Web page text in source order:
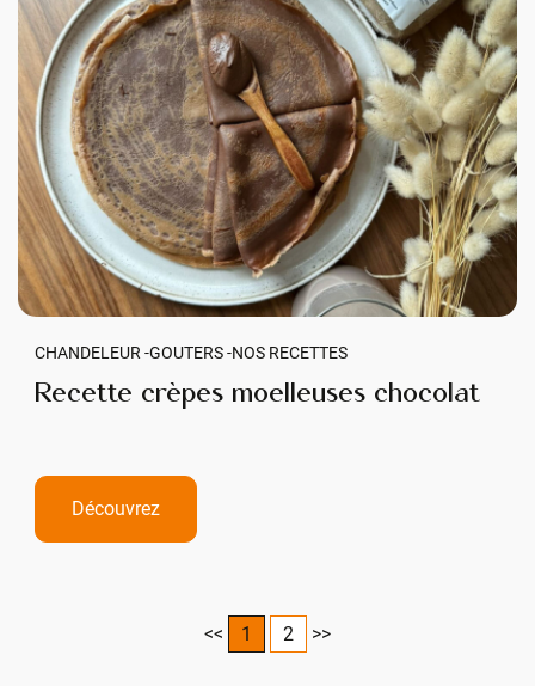
CHANDELEUR -GOUTERS -NOS RECETTES
Recette crèpes moelleuses chocolat
Découvrez
<< 1 2 >>